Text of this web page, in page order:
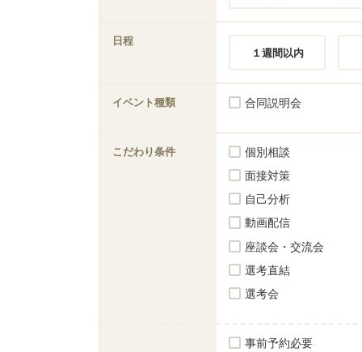
日程
１週間以内
イベント種類 合同説明会
こだわり条件 個別相談
面接対策
自己分析
動画配信
座談会・交流会
選考直結
選考会
事前予約必要